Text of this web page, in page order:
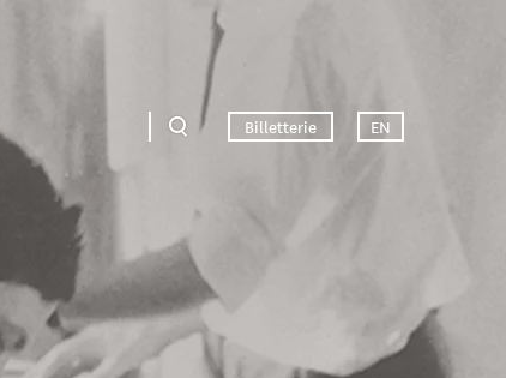
Billetterie EN